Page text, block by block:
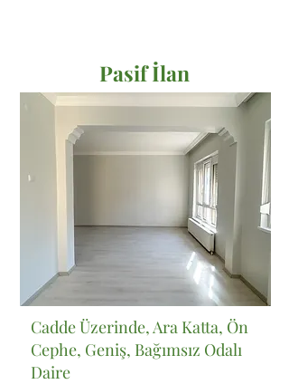
Pasif İlan
Satılık
Cadde Üzerinde, Ara Katta, Ön
Cephe, Geniş, Bağımsız Odalı
Daire